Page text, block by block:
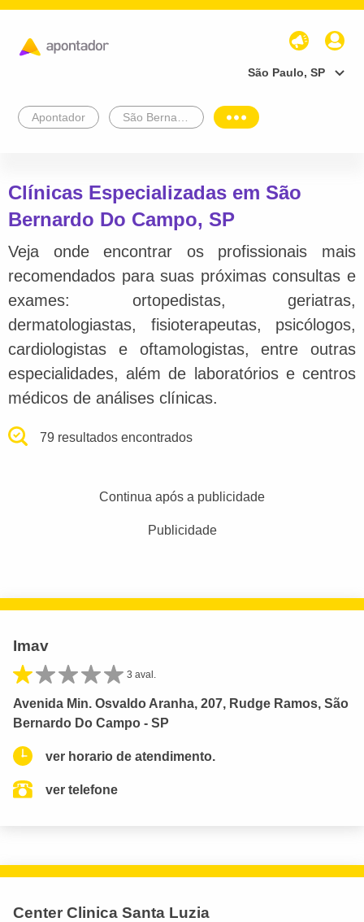
São Paulo, SP
Apontador
Clínicas Especializadas em São
Bernardo Do Campo, SP
Veja onde encontrar os profissionais mais
recomendados para suas próximas consultas e
exames: ortopedistas, geriatras,
dermatologiastas, fisioterapeutas, psicólogos,
cardiologistas e oftamologistas, entre outras
especialidades, além de laboratórios e centros
médicos de análises clínicas.
79 resultados encontrados
Continua após a publicidade
Publicidade
Imav
3 aval.
Avenida Min. Osvaldo Aranha, 207, Rudge Ramos, São
Bernardo Do Campo - SP
ver horario de atendimento.
ver telefone
Center Clinica Santa Luzia